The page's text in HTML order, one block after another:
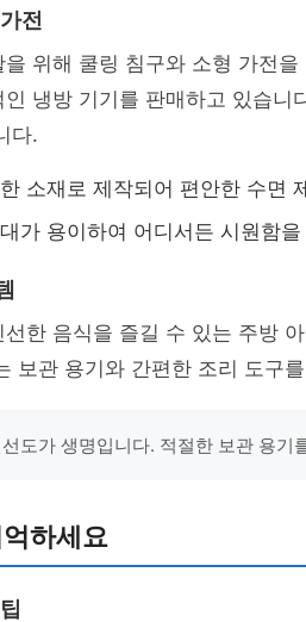
전
위해 쿨링 침구와 소형 가전
냉방 기기를 판매하고 있습
다.
소재로 제작되어 편안한 수면
가 용이하여 어디서든 시원함
한 음식을 즐길 수 있는 주방
보관 용기와 간편한 조리 도구
도가 생명입니다. 적절한 보관 용기
하세요